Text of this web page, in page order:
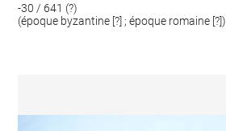
-30 / 641 (?)
(époque byzantine [?] ; époque romaine [?])